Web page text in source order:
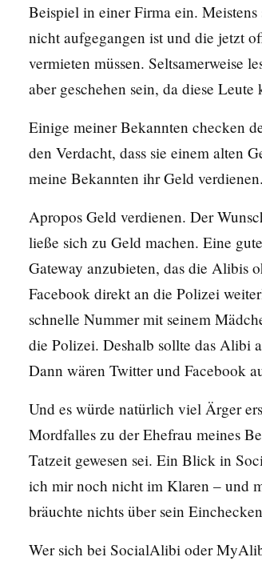
Beispiel in einer Firma ein.
nicht aufgegangen ist und die jetzt
vermieten müssen. Seltsamerweise
aber geschehen sein, da diese
Einige meiner Bekannten checken
den Verdacht, dass sie einem alten
meine Bekannten ihr Geld verdienen.
Apropos Geld verdienen. Der
ließe sich zu Geld machen. Eine
Gateway anzubieten, das die Alibis
Facebook direkt an die Polizei
schnelle Nummer mit seinem
die Polizei. Deshalb sollte das Alibi
Dann wären Twitter und Facebook
Und es würde natürlich viel Ärger
Mordfalles zu der Ehefrau meines
Tatzeit gewesen sei. Ein Blick in
ich mir noch nicht im Klaren – und
bräuchte nichts über sein
Wer sich bei SocialAlibi oder